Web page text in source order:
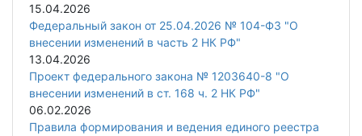
15.04.2026
Федеральный закон от 25.04.2026 № 104-ФЗ "О
внесении изменений в часть 2 НК РФ"
13.04.2026
Проект федерального закона № 1203640-8 "О
внесении изменений в ст. 168 ч. 2 НК РФ"
06.02.2026
Правила формирования и ведения единого реестра